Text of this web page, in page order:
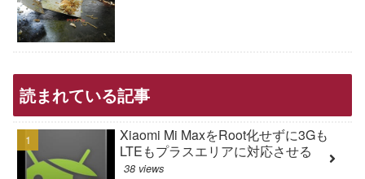
読まれている記事
Xiaomi Mi MaxをRoot化せずに3Gも
LTEもプラスエリアに対応させる
38 views